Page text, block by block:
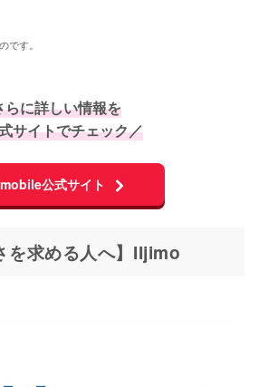
です。
らに詳しい情報を
サイトでチェック／
公式サイト
を求める人へ】IIjimo